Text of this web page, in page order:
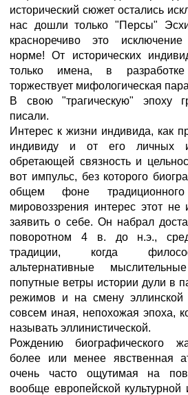
исторический сюжет остались
нас дошли только "Персы"
красноречиво это исключение
норме! От исторических
только имена, в
торжествует мифологическая
В свою "трагическую" эпоху
писали.
Интерес к жизни индивида, как
индивиду и от его личных
обретающей связность и
вот импульс, без которого
общем фоне традиционного
мировоззрения интерес этот
заявить о себе. Он набрал
поворотном 4 в. до н.э.,
традиции, когда
альтернативные
попутные ветры истории дули в
режимов и на смену эллинской
совсем иная, непохожая эпоха,
называть эллинистической.
Рождению биографического
более или менее явственная
очень часто ощутимая на
вообще европейской культурной